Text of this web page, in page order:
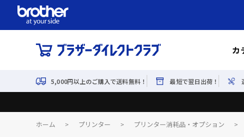
カ
5,000円以上のご購入で送料無料！ 最短で翌日出荷！
ホーム > プリンター > プリンター消耗品・オプション >